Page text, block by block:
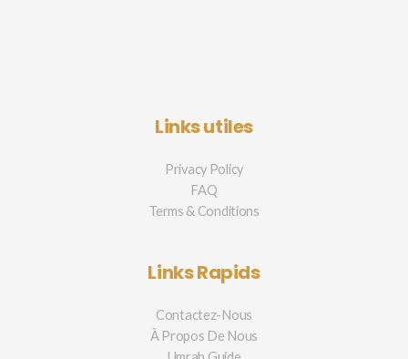
Links utiles
Privacy Policy
FAQ
Terms & Conditions
Links Rapids
Contactez-Nous
À Propos De Nous